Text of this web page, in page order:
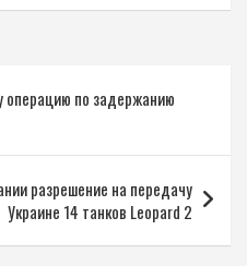
по задержанию
разрешение на передачу
Украине 14 танков Leopard 2